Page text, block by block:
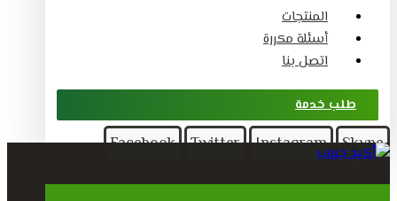
المنتجات
أسئلة مكررة
اتصل بنا
طلب خدمة
Facebook Twitter Instagram Skype